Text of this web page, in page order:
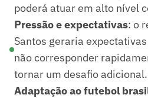
poderá atuar em alto nível
Pressão e expectativas: o
Santos geraria
não corresponder
tornar um desafio adicional.
Adaptação ao futebol